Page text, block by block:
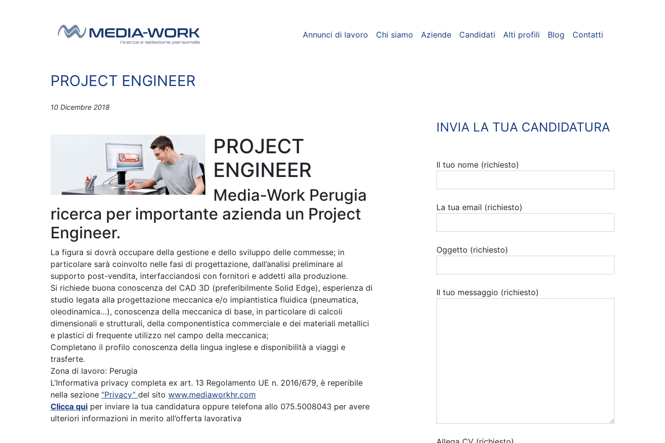
Navigazione principale Annunci di lavoro Chi siamo Aziende Candidati Alti profili Blog Contatti
PROJECT ENGINEER
10 Dicembre 2018
PROJECT
ENGINEER
Media-Work Perugia
ricerca per importante azienda un Project
Engineer.
La figura si dovrà occupare della gestione e dello sviluppo delle commesse; in
particolare sarà coinvolto nelle fasi di progettazione, dall’analisi preliminare al
supporto post-vendita, interfacciandosi con fornitori e addetti alla produzione.
Si richiede buona conoscenza del CAD 3D (preferibilmente Solid Edge), esperienza di
studio legata alla progettazione meccanica e/o impiantistica fluidica (pneumatica,
oleodinamica…), conoscenza della meccanica di base, in particolare di calcoli
dimensionali e strutturali, della componentistica commerciale e dei materiali metallici
e plastici di frequente utilizzo nel campo della meccanica;
Completano il profilo conoscenza della lingua inglese e disponibilità a viaggi e
trasferte.
Zona di lavoro: Perugia
L’Informativa privacy completa ex art. 13 Regolamento UE n. 2016/679, è reperibile
nella sezione “Privacy” del sito www.mediaworkhr.com
Clicca qui per inviare la tua candidatura oppure telefona allo 075.5008043 per avere
ulteriori informazioni in merito all’offerta lavorativa
INVIA LA TUA CANDIDATURA
Il tuo nome (richiesto)
La tua email (richiesto)
Oggetto (richiesto)
Il tuo messaggio (richiesto)